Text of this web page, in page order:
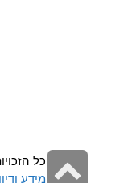
כל
מידע